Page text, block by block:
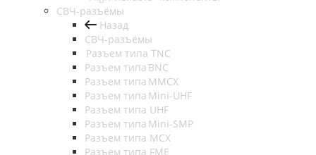
СВЧ-разъёмы
Назад
СВЧ-разъёмы
Разъем типа TNC
Разъем типа BNC
Разъем типа MMCX
Разъем типа Mini-UHF
Разъем типа UHF
Разъем типа Mini-SMP
Разъем типа MCX
Разъем типа FME